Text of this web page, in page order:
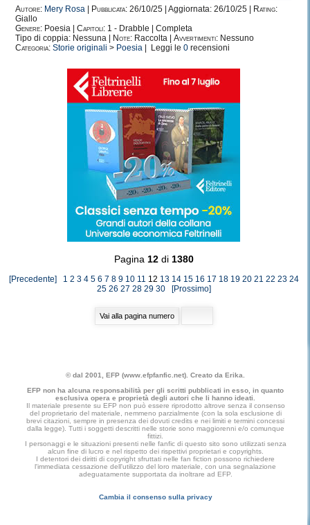
Autore: Mery Rosa Pubblicata: 26/10/25 | Aggiornata: 26/10/25 |
Rating:
Giallo
Genere: Poesia | Capitoli: 1 - Drabble | Completa
Tipo di coppia: Nessuna |
Note: Raccolta | Avvertimenti: Nessuno
Categoria: Storie originali > Poesia | Leggi le 0 recensioni
Pagina 12di 1380
[Precedente] 1 2 3 4 5 6 7 8 9 10 11 12 13 14 15 16 17 18 19 20 21 22 23 24
25 26 27 28 29 30 [Prossimo]
© dal 2001, EFP (www.efpfanfic.net). Creato da Erika.
EFP non ha alcuna responsabilità per gli scritti pubblicati in esso, in quanto
esclusiva opera e proprietà degli autori che li hanno ideati.
Il materiale presente su EFP non può essere riprodotto altrove senza il consenso
del proprietario del materiale, nemmeno parzialmente (con la sola esclusione di
brevi citazioni, sempre in presenza dei dovuti credits e nei limiti e termini concessi
dalla legge). Tutti i soggetti descritti nelle storie sono maggiorenni e/o comunque
fittizi.
I personaggi e le situazioni presenti nelle fanfic di questo sito sono utilizzati senza
alcun fine di lucro e nel rispetto dei rispettivi proprietari e copyrights.
I detentori dei diritti di copyright sfruttati nelle fan fiction possono richiedere
l'immediata cessazione dell'utilizzo del loro materiale, con una segnalazione
adeguatamente supportata da inoltrare ad EFP.
Cambia il consenso sulla privacy